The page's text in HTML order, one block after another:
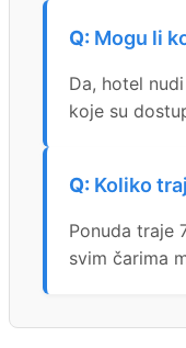
Mogu li
Da, hotel
koje su
Koliko
Ponuda traje
svim čarima